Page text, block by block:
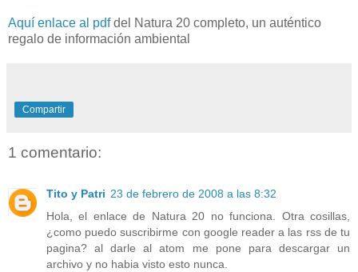
Aquí enlace al pdfdel Natura 20 completo, un auténtico
regalo de información ambiental
Compartir
1 comentario:
Tito y Patri 23 de febrero de 2008 a las 8:32
Hola, el enlace de Natura 20 no funciona. Otra cosillas,
¿como puedo suscribirme con google reader a las rss de tu
pagina? al darle al atom me pone para descargar un
archivo y no habia visto esto nunca.